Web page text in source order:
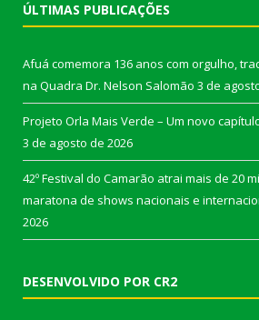
ÚLTIMAS PUBLICAÇÕES
Afuá comemora 136 anos com orgulho,
na Quadra Dr. Nelson Salomão 3 de
Projeto Orla Mais Verde – Um novo
3 de agosto de 2026
42º Festival do Camarão atrai mais de 20
maratona de shows nacionais e
2026
DESENVOLVIDO POR CR2